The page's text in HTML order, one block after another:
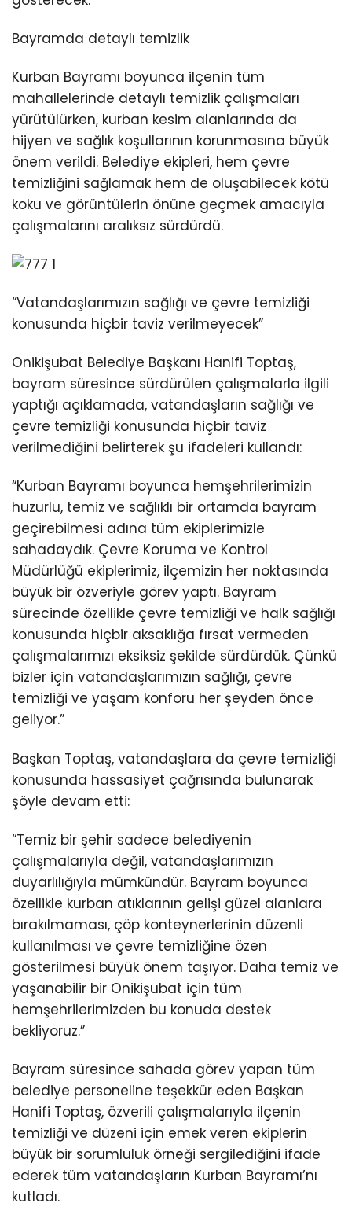
Bayramda detaylı temizlik
Kurban Bayramı boyunca ilçenin tüm
mahallelerinde detaylı temizlik çalışmaları
yürütülürken, kurban kesim alanlarında da
hijyen ve sağlık koşullarının korunmasına büyük
önem verildi. Belediye ekipleri, hem çevre
temizliğini sağlamak hem de oluşabilecek kötü
koku ve görüntülerin önüne geçmek amacıyla
çalışmalarını aralıksız sürdürdü.
“Vatandaşlarımızın sağlığı ve çevre temizliği
konusunda hiçbir taviz verilmeyecek”
Onikişubat Belediye Başkanı Hanifi Toptaş,
bayram süresince sürdürülen çalışmalarla ilgili
yaptığı açıklamada, vatandaşların sağlığı ve
çevre temizliği konusunda hiçbir taviz
verilmediğini belirterek şu ifadeleri kullandı:
“Kurban Bayramı boyunca hemşehrilerimizin
huzurlu, temiz ve sağlıklı bir ortamda bayram
geçirebilmesi adına tüm ekiplerimizle
sahadaydık. Çevre Koruma ve Kontrol
Müdürlüğü ekiplerimiz, ilçemizin her noktasında
büyük bir özveriyle görev yaptı. Bayram
sürecinde özellikle çevre temizliği ve halk sağlığı
konusunda hiçbir aksaklığa fırsat vermeden
çalışmalarımızı eksiksiz şekilde sürdürdük. Çünkü
bizler için vatandaşlarımızın sağlığı, çevre
temizliği ve yaşam konforu her şeyden önce
geliyor.”
Başkan Toptaş, vatandaşlara da çevre temizliği
konusunda hassasiyet çağrısında bulunarak
şöyle devam etti:
“Temiz bir şehir sadece belediyenin
çalışmalarıyla değil, vatandaşlarımızın
duyarlılığıyla mümkündür. Bayram boyunca
özellikle kurban atıklarının gelişi güzel alanlara
bırakılmaması, çöp konteynerlerinin düzenli
kullanılması ve çevre temizliğine özen
gösterilmesi büyük önem taşıyor. Daha temiz ve
yaşanabilir bir Onikişubat için tüm
hemşehrilerimizden bu konuda destek
bekliyoruz.”
Bayram süresince sahada görev yapan tüm
belediye personeline teşekkür eden Başkan
Hanifi Toptaş, özverili çalışmalarıyla ilçenin
temizliği ve düzeni için emek veren ekiplerin
büyük bir sorumluluk örneği sergilediğini ifade
ederek tüm vatandaşların Kurban Bayramı’nı
kutladı.